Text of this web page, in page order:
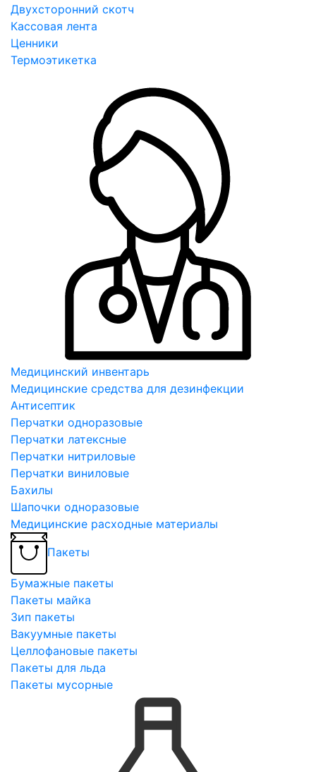
Двухсторонний скотч
Кассовая лента
Ценники
Термоэтикетка
Медицинский инвентарь
Медицинские средства для дезинфекции
Антисептик
Перчатки одноразовые
Перчатки латексные
Перчатки нитриловые
Перчатки виниловые
Бахилы
Шапочки одноразовые
Медицинские расходные материалы
Пакеты
Бумажные пакеты
Пакеты майка
Зип пакеты
Вакуумные пакеты
Целлофановые пакеты
Пакеты для льда
Пакеты мусорные